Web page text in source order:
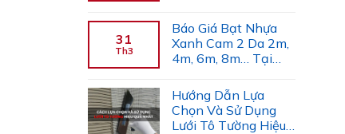
31
Th3
Báo Giá Bạt Nhựa
Xanh Cam 2 Da 2m,
4m, 6m, 8m… Tại
Hướng Dẫn Lựa
Chọn Và Sử Dụng
Lưới Tô Tường Hiệu